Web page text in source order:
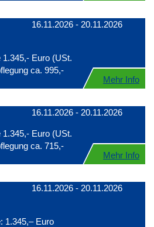
16.11.2026 - 20.11.2026
Euro (USt.
ca. 995,-
Mehr Info
16.11.2026 - 20.11.2026
Euro (USt.
ca. 715,-
Mehr Info
16.11.2026 - 20.11.2026
1.345,– Euro